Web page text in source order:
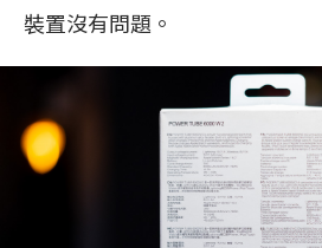
裝置沒有問題。